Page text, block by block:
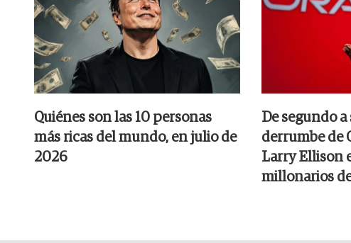
Quiénes son las 10 personas
más ricas del mundo, en julio de
2026
De segundo
derrumbe de
Larry Ellison
millonarios